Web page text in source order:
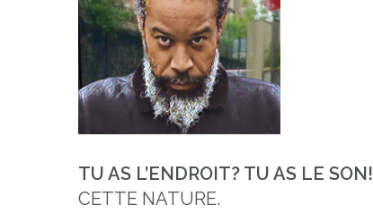
TU AS L’ENDROIT? TU AS LE SON!
CETTE NATURE.